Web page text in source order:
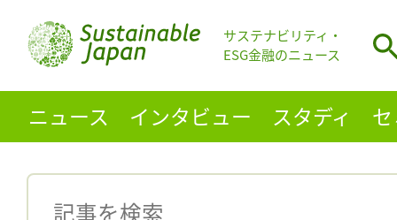
サステナビリティ・
ESG金融のニュース
ニュース インタビュー スタディ